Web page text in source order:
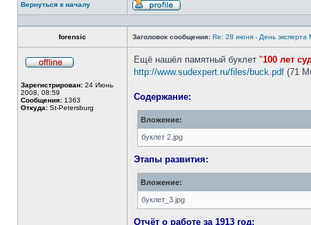
Вернуться к началу
Профиль
forensic
Заголовок сообщения: Re: 28 июня - День эксперта
сети
Зарегистрирован: 24 Июнь
2008, 08:59
Сообщения: 1363
Откуда: St-Petersburg
Ещё нашёл памятный буклет "100 лет
http://www.sudexpert.ru/files/buck.pdf (71
Содержание:
Вложение:
буклет 2.jpg
Этапы развития:
Вложение:
буклет_3.jpg
Отчёт о работе за 1913 год: